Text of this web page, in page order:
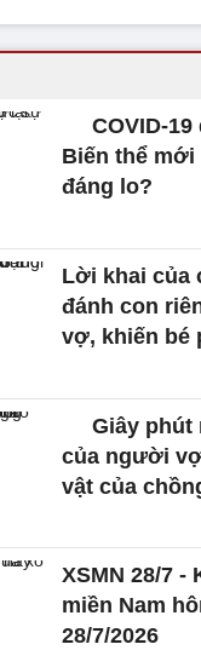
COVID-
Biến thể
đáng lo?
Lời khai của
đánh con
vợ, khiến bé
Giây phút
của người
vật của
XSMN 28/7 -
miền Nam
28/7/2026